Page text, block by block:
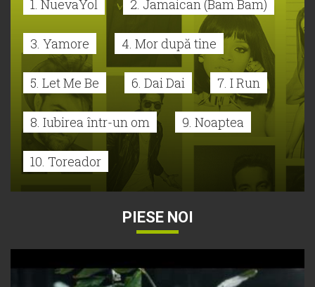
1. NuevaYol 2. Jamaican (Bam Bam)
3. Yamore 4. Mor după tine
5. Let Me Be 6. Dai Dai 7. I Run
8. Iubirea într-un om 9. Noaptea
10. Toreador
PIESE NOI